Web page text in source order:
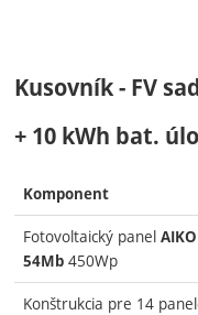
Kusovník - FV
+ 10 kWh bat.
Komponent
Fotovoltaický panel
54Mb 450Wp
Konštrukcia pre 14